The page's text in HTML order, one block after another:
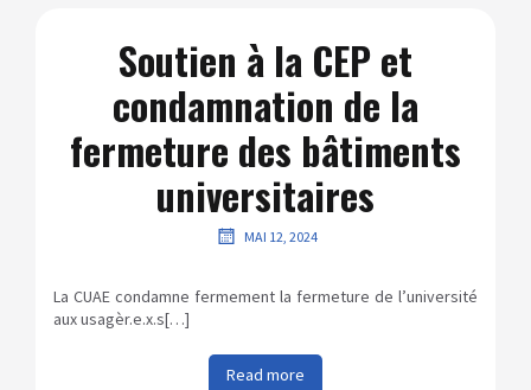
Soutien à la CEP et
condamnation de la
fermeture des bâtiments
universitaires
MAI 12, 2024
La CUAE condamne fermement la fermeture de l’université
aux usagèr.e.x.s[…]
Read more